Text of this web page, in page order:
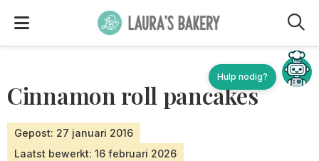
Cinnamon roll pancakes
Gepost: 27 januari 2016
Laatst bewerkt: 16 februari 2026
Hulp nodig?